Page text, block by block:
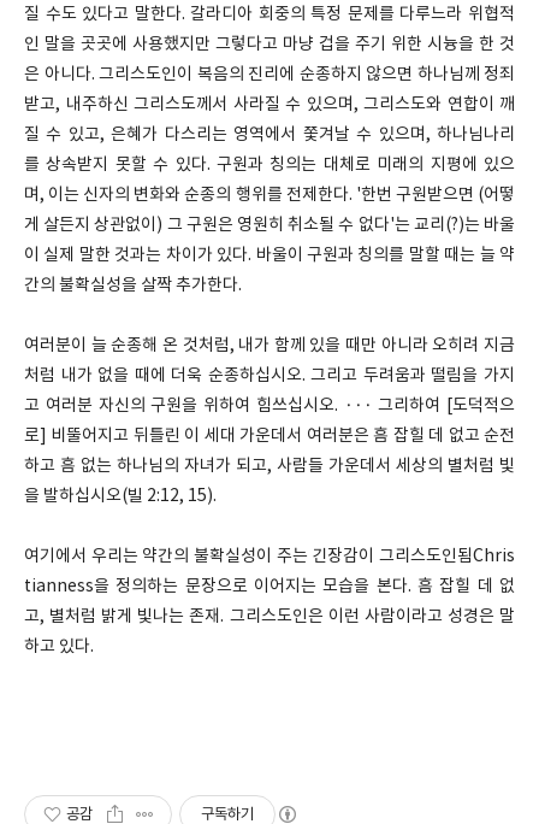
질 수도 있다고 말한다. 갈라디아 회중의 특정 문제를 다루느라 위협적
인 말을 곳곳에 사용했지만 그렇다고 마냥 겁을 주기 위한 시늉을 한 것
은 아니다. 그리스도인이 복음의 진리에 순종하지 않으면 하나님께 정죄
받고, 내주하신 그리스도께서 사라질 수 있으며, 그리스도와 연합이 깨
질 수 있고, 은혜가 다스리는 영역에서 쫓겨날 수 있으며, 하나님나리
를 상속받지 못할 수 있다. 구원과 칭의는 대체로 미래의 지평에 있으
며, 이는 신자의 변화와 순종의 행위를 전제한다. '한번 구원받으면 (어떻
게 살든지 상관없이) 그 구원은 영원히 취소될 수 없다'는 교리(?)는 바울
이 실제 말한 것과는 차이가 있다. 바울이 구원과 칭의를 말할 때는 늘 약
간의 불확실성을 살짝 추가한다.
여러분이 늘 순종해 온 것처럼, 내가 함께 있을 때만 아니라 오히려 지금
처럼 내가 없을 때에 더욱 순종하십시오. 그리고 두려움과 떨림을 가지
고 여러분 자신의 구원을 위하여 힘쓰십시오. ··· 그리하여 [도덕적으
로] 비뚤어지고 뒤틀린 이 세대 가운데서 여러분은 흠 잡힐 데 없고 순전
하고 흠 없는 하나님의 자녀가 되고, 사람들 가운데서 세상의 별처럼 빛
을 발하십시오(빌 2:12, 15).
여기에서 우리는 약간의 불확실성이 주는 긴장감이 그리스도인됨Chris
tianness을 정의하는 문장으로 이어지는 모습을 본다. 흠 잡힐 데 없
고, 별처럼 밝게 빛나는 존재. 그리스도인은 이런 사람이라고 성경은 말
하고 있다.
공감 구독하기